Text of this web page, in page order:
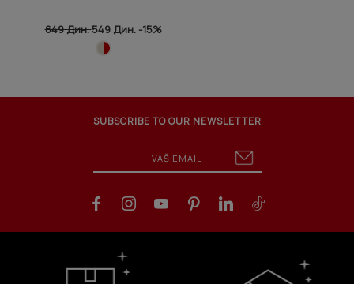
649 Дин.549 Дин. -15%
SUBSCRIBE TO OUR NEWSLETTER